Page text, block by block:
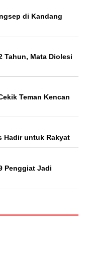
di Kandang
Tahun, Mata Diolesi
Teman Kencan
Hadir untuk Rakyat
Penggiat Jadi